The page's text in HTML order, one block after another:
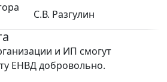
С.В. Разгулин
и ИП смогут
ЕНВД добровольно.